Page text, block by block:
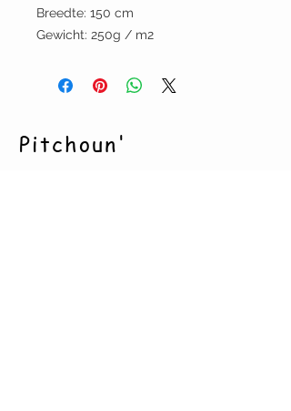
Breedte: 150 cm
Gewicht: 250g / m2
Pitchoun'